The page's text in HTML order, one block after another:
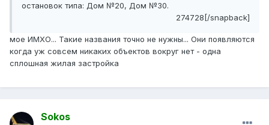
остановок типа: Дом №20, Дом №30.
274728[/snapback]
мое ИМХО... Такие названия точно не нужны... Они появляются
когда уж совсем никаких объектов вокруг нет - одна
сплошная жилая застройка
Sokos